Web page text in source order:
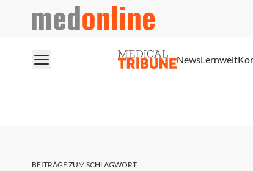
medonline
NewsLernwelt
BEITRÄGE ZUM SCHLAGWORT: